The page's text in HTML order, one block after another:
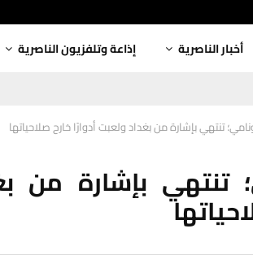
أخبار الناصرية إذاعة وتلفزيون الناصرية
تنتهي بإشارة من بغداد ولعبت أدوارًا خارح صلاحياتها
تنتهي بإشارة من